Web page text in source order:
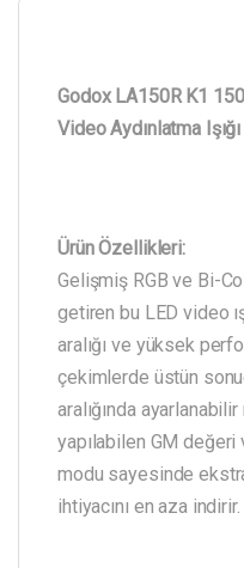
Godox LA150R K1
Video Aydınlatma Işığı
Ürün Özellikleri:
Gelişmiş RGB ve Bi-
getiren bu LED video
aralığı ve yüksek
çekimlerde üstün
aralığında
yapılabilen GM
modu sayesinde
ihtiyacını en aza indirir.